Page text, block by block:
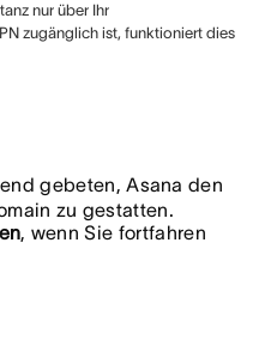
nur über Ihr
zugänglich ist, funktioniert dies
gebeten, Asana den
zu gestatten.
, wenn Sie fortfahren